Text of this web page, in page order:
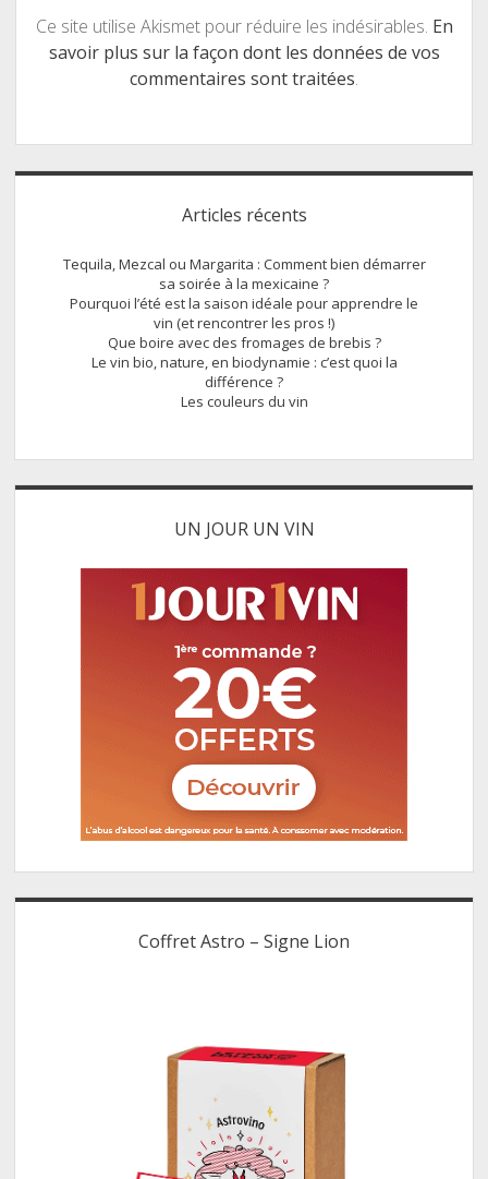
Ce site utilise Akismet pour réduire les indésirables. En
savoir plus sur la façon dont les données de vos
commentaires sont traitées.
Articles récents
Tequila, Mezcal ou Margarita : Comment bien démarrer
sa soirée à la mexicaine ?
Pourquoi l’été est la saison idéale pour apprendre le
vin (et rencontrer les pros !)
Que boire avec des fromages de brebis ?
Le vin bio, nature, en biodynamie : c’est quoi la
différence ?
Les couleurs du vin
UN JOUR UN VIN
Coffret Astro – Signe Lion